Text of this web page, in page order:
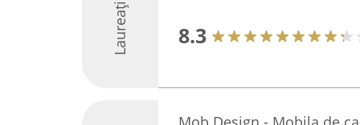
Laureați 8.3